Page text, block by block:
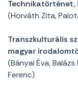
(Horváth Zita,
Transzkulturális
magyar
(Bányai Éva,
Ferenc)